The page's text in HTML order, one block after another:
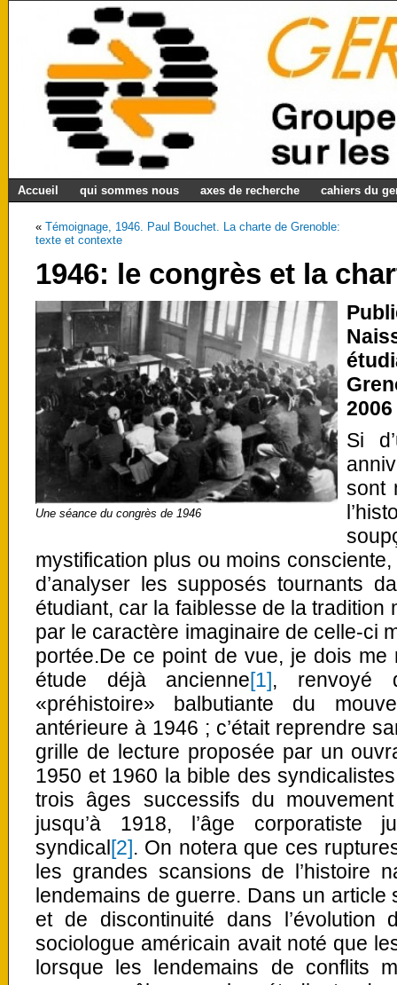
Accueil qui sommes nous axes de recherche cahiers du
« Témoignage, 1946. Paul Bouchet. La charte de Grenoble:
texte et contexte
1946: le congrès et la
Une séance du congrès de 1946
2006
Si
sont
mystification plus ou moins
d’analyser les supposés tournants
étudiant, car la faiblesse de la tradition
par le caractère imaginaire de celle-ci
portée.De ce point de vue, je dois me
étude déjà ancienne[1], renvoyé
«préhistoire» balbutiante du
antérieure à 1946 ; c’était reprendre
grille de lecture proposée par un
1950 et 1960 la bible des
trois âges successifs du
jusqu’à 1918, l’âge corporatiste
syndical[2]. On notera que ces
les grandes scansions de l’histoire
lendemains de guerre. Dans un article
et de discontinuité dans l’évolution
sociologue américain avait noté que
lorsque les lendemains de conflits